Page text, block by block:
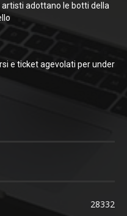
artisti adottano le botti della
e ticket agevolati per under
28332